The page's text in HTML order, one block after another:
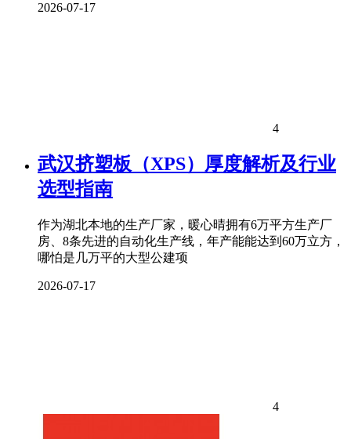
2026-07-17
4
武汉挤塑板（XPS）厚度解析及行业
选型指南
作为湖北本地的生产厂家，暖心晴拥有6万平方生产厂
房、8条先进的自动化生产线，年产能能达到60万立方，
哪怕是几万平的大型公建项
2026-07-17
4